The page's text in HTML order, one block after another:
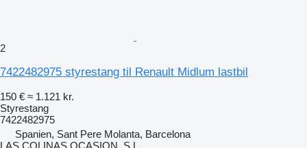
2
7422482975 styrestang til Renault Midlum lastbil
150 € ≈ 1.121 kr.
Styrestang
7422482975
Spanien, Sant Pere Molanta, Barcelona
LAS COLINAS OCASION, S.L.